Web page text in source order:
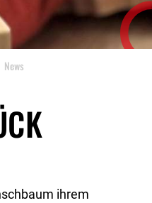
News
ihrem